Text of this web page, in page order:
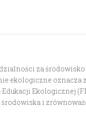
za
ekologiczne oznacza
Ekologicznej
środowiska i